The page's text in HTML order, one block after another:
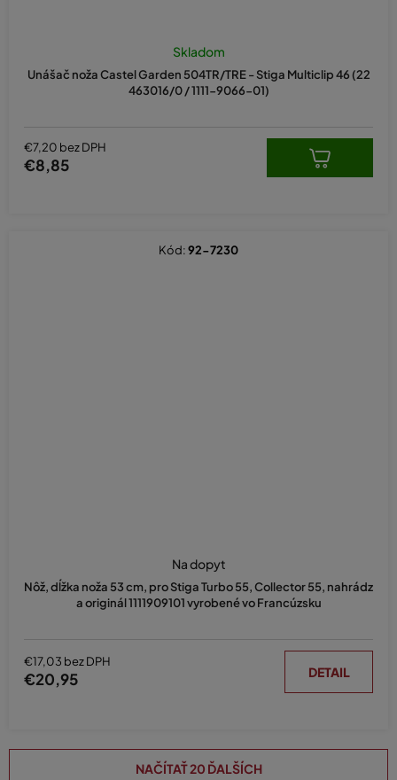
Unášač noža Castel Garden 504TR/TRE - Stiga Multiclip 46 (22
463016/0 / 1111-9066-01)
Skladom
€7,20 bez DPH
€8,85
Nôž, dĺžka noža 53 cm, pro Stiga Turbo 55, Collector 55, nahrádz
a originál 1111909101 vyrobené vo Francúzsku
Na dopyt
€17,03 bez DPH
€20,95 DETAIL
Kód:92-7230
NAČÍTAŤ 20 ĎALŠÍCH